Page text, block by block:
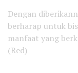
Dengan
berharap untuk
manfaat yang
(Red)